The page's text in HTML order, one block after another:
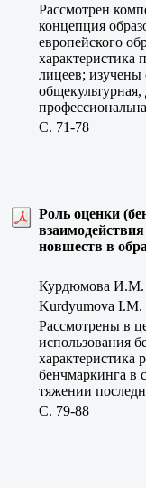
Рассмотрен
концепция
европейского
характеристика
лицеев; изучены
C. 71-78
Роль оценки
новшеств в
Курдюмова
Kurdyumova I.M.
Рассмотрены в
использования
характеристика
бенчмаркинга в
тяжении
C. 79-88